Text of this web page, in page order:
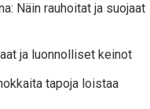
Näin rauhoitat ja suojaat
ja luonnolliset keinot
tapoja loistaa